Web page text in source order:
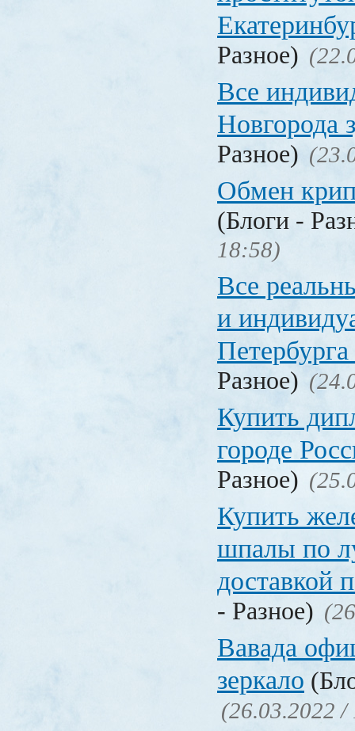
Разное)
Все
Новгорода
Разное)
Обмен
(Блоги -
18:58)
Все
и
Петербурга
Разное)
Купить
городе
Разное)
Купить
шпалы по
доставкой
- Разное)
Вавада
зеркало
(26.03.2022 /